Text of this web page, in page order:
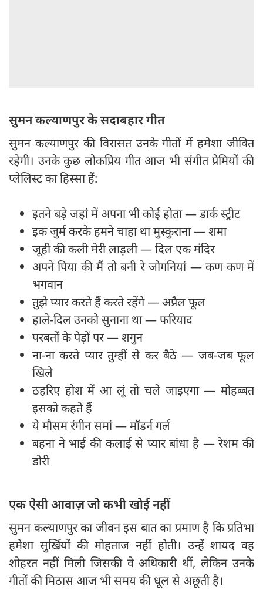
सुमन कल्याणपुर के सदाबहार गीत
सुमन कल्याणपुर की विरासत उनके गीतों में हमेशा जीवित
रहेगी। उनके कुछ लोकप्रिय गीत आज भी संगीत प्रेमियों की
प्लेलिस्ट का हिस्सा हैं:
इतने बड़े जहां में अपना भी कोई होता — डार्क स्ट्रीट
इक जुर्म करके हमने चाहा था मुस्कुराना — शमा
जूही की कली मेरी लाड़ली — दिल एक मंदिर
अपने पिया की मैं तो बनी रे जोगनियां — कण कण में
भगवान
तुझे प्यार करते हैं करते रहेंगे — अप्रैल फूल
हाले-दिल उनको सुनाना था — फरियाद
परबतों के पेड़ों पर — शगुन
ना-ना करते प्यार तुम्हीं से कर बैठे — जब-जब फूल
खिले
ठहरिए होश में आ लूं तो चले जाइएगा — मोहब्बत
इसको कहते हैं
ये मौसम रंगीन समां — मॉडर्न गर्ल
बहना ने भाई की कलाई से प्यार बांधा है — रेशम की
डोरी
एक ऐसी आवाज़ जो कभी खोई नहीं
सुमन कल्याणपुर का जीवन इस बात का प्रमाण है कि प्रतिभा
हमेशा सुर्खियों की मोहताज नहीं होती। उन्हें शायद वह
शोहरत नहीं मिली जिसकी वे अधिकारी थीं, लेकिन उनके
गीतों की मिठास आज भी समय की धूल से अछूती है।